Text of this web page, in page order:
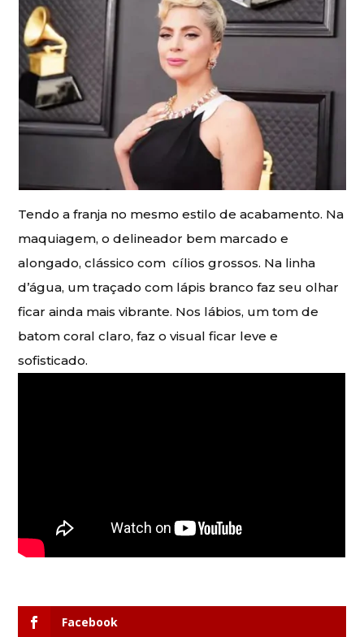
Tendo a franja no mesmo estilo de acabamento. Na
maquiagem, o delineador bem marcado e
alongado, clássico com cílios grossos. Na linha
d’água, um traçado com lápis branco faz seu olhar
ficar ainda mais vibrante. Nos lábios, um tom de
batom coral claro, faz o visual ficar leve e
sofisticado.
Facebook